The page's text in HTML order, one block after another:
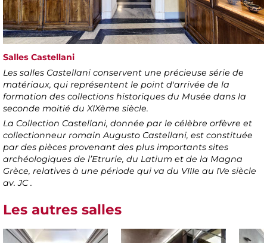
Salles Castellani
Les salles Castellani conservent une précieuse série de
matériaux, qui représentent le point d'arrivée de la
formation des collections historiques du Musée dans la
seconde moitié du XIXème siècle.
La Collection Castellani, donnée par le célèbre orfèvre et
collectionneur romain Augusto Castellani, est constituée
par des pièces provenant des plus importants sites
archéologiques de l’Etrurie, du Latium et de la Magna
Grèce, relatives à une période qui va du VIIIe au IVe siècle
av. JC .
Les autres salles